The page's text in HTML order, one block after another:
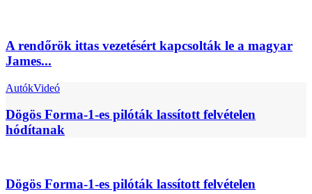
A rendőrök ittas vezetésért kapcsolták le a magyar
James...
AutókVideó
Dögös Forma-1-es pilóták lassított felvételen
hódítanak
Dögös Forma-1-es pilóták lassított felvételen